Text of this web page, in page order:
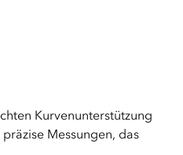
Kurvenunterstützung
Messungen, das